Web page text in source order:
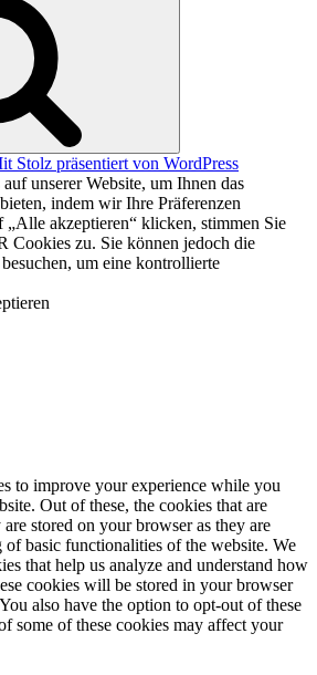
Stolz präsentiert von WordPress
unserer Website, um Ihnen das
indem wir Ihre Präferenzen
„Alle akzeptieren“ klicken, stimmen Sie
Cookies zu. Sie können jedoch die
um eine kontrollierte
to improve your experience while you
Out of these, the cookies that are
are stored on your browser as they are
basic functionalities of the website. We
that help us analyze and understand how
cookies will be stored in your browser
also have the option to opt-out of these
some of these cookies may affect your